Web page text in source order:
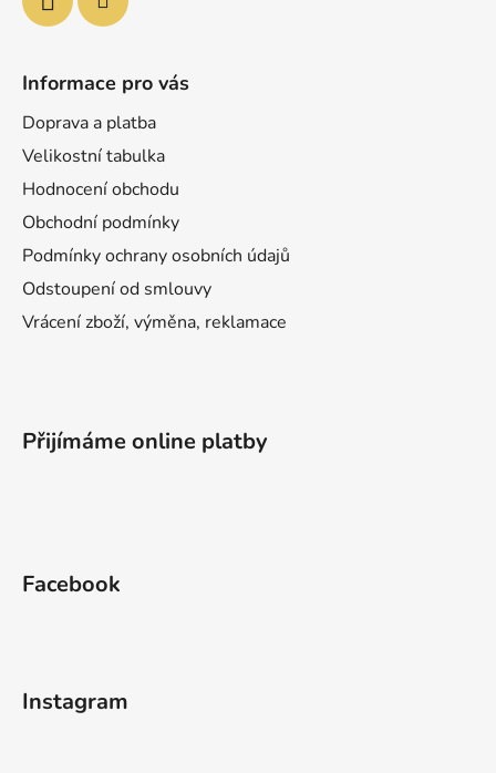
Informace pro vás
Doprava a platba
Velikostní tabulka
Hodnocení obchodu
Obchodní podmínky
Podmínky ochrany osobních údajů
Odstoupení od smlouvy
Vrácení zboží, výměna, reklamace
Přijímáme online platby
Facebook
Instagram